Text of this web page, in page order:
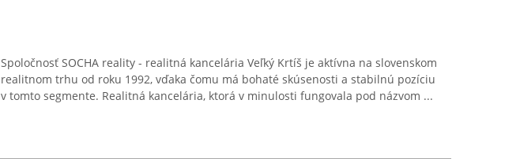
Spoločnosť SOCHA reality - realitná kancelária Veľký Krtíš je aktívna na slovenskom
realitnom trhu od roku 1992, vďaka čomu má bohaté skúsenosti a stabilnú pozíciu
v tomto segmente. Realitná kancelária, ktorá v minulosti fungovala pod názvom ...